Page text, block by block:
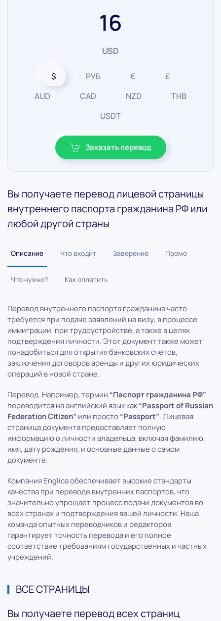
Вы получаете перевод лицевой страницы
внутреннего паспорта гражданина РФ или
любой другой страны
Описание Что входит Заверение Промо
Что нужно? Как оплатить
Перевод внутреннего паспорта гражданина часто
требуется при подаче заявлений на визу, в процессе
иммиграции, при трудоустройстве, а также в целях
подтверждения личности. Этот документ также может
понадобиться для открытия банковских счетов,
заключения договоров аренды и других юридических
операций в новой стране.
Перевод. Например, термин “Паспорт гражданина РФ”
переводится на английский язык как“Passport of Russian
Federation Citizen” или просто“Passport”. Лицевая
страница документа предоставляет полную
информацию о личности владельца, включая фамилию,
имя, дату рождения, и основные данные о самом
документе.
Компания Englica обеспечивает высокие стандарты
качества при переводе внутренних паспортов, что
значительно упрощает процесс подачи документов во
всех странах и подтверждения вашей личности. Наша
команда опытных переводчиков и редакторов
гарантирует точность перевода и его полное
соответствие требованиям государственных и частных
учреждений.
16
USD
$ РУБ €
£
AUD
CAD NZD
THB
USDT
Заказать перевод
ВСЕ СТРАНИЦЫ
Вы получаете перевод всех страниц